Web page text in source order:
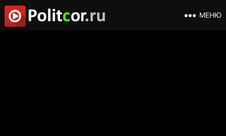
МЕНЮ